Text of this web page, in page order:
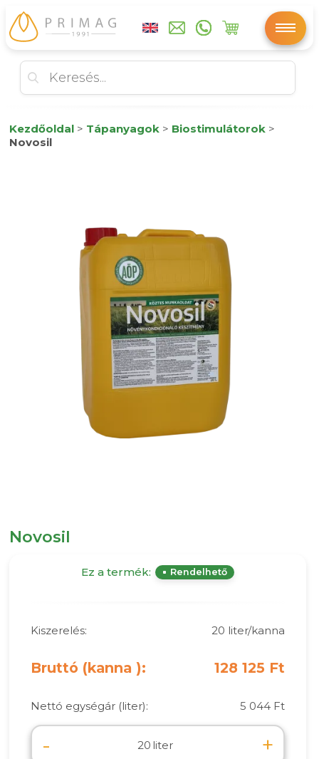
Kezdőoldal > Tápanyagok > Biostimulátorok >
Novosil
Novosil
Ez a termék: Rendelhető
Kiszerelés: 20 liter/kanna
Bruttó (kanna ): 128 125 Ft
Nettó egységár (liter): 5 044 Ft
- liter +